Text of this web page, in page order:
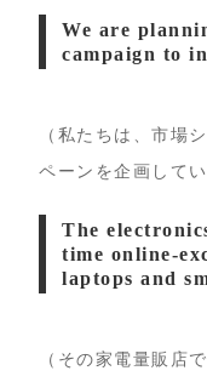
We are
campaign to
（私たちは、市場
ペーンを企画してい
The
time online-
laptops and
（その家電量販店